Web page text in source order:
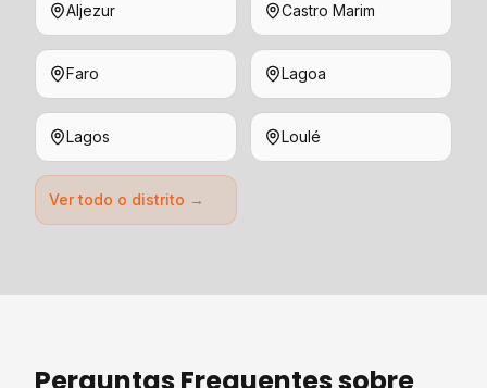
Aljezur Castro Marim
Faro Lagoa
Lagos Loulé
Ver todo o distrito →